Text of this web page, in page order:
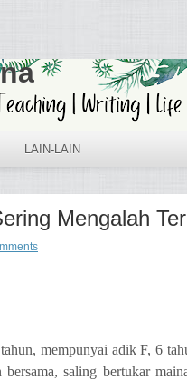
LAIN-LAIN
Mengalah
mempunyai adik F, 6
bersama, saling bertukar